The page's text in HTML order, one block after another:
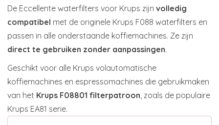
De Eccellente waterfilters voor Krups zijn volledig
compatibel met de originele Krups F088 waterfilters en
passen in alle onderstaande koffiemachines. Ze zijn
direct te gebruiken zonder aanpassingen.
Geschikt voor alle Krups volautomatische
koffiemachines en espressomachines die gebruikmaken
van het Krups F08801 filterpatroon, zoals de populaire
Krups EA81 serie.